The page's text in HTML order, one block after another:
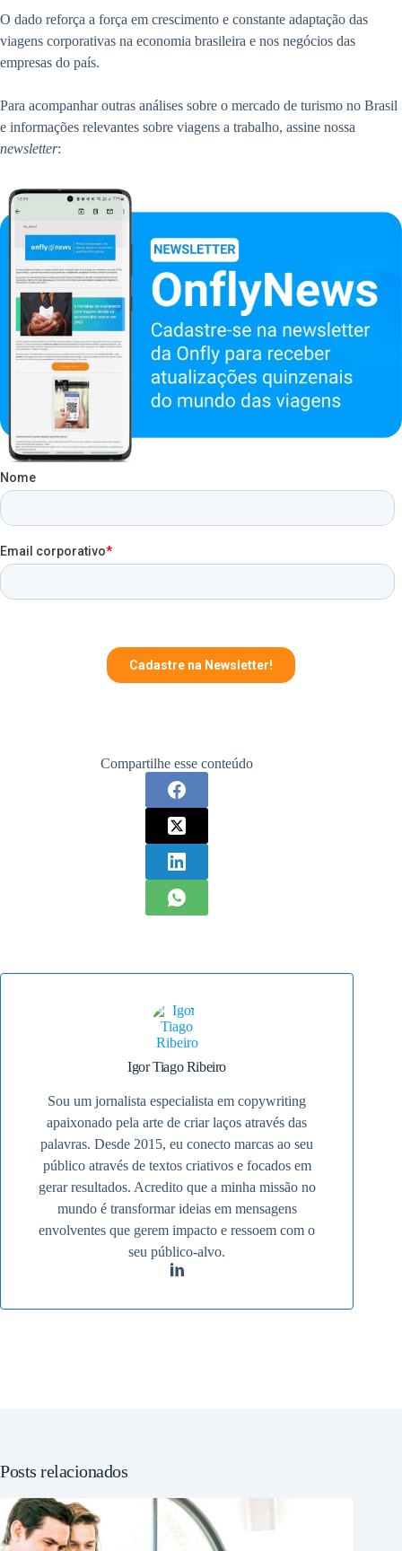
O dado reforça a força em crescimento e constante adaptação das
viagens corporativas na economia brasileira e nos negócios das
empresas do país.
Para acompanhar outras análises sobre o mercado de turismo no Brasil
e informações relevantes sobre viagens a trabalho, assine nossa
newsletter:
Compartilhe esse conteúdo
Igor Tiago Ribeiro
Sou um jornalista especialista em copywriting
apaixonado pela arte de criar laços através das
palavras. Desde 2015, eu conecto marcas ao seu
público através de textos criativos e focados em
gerar resultados. Acredito que a minha missão no
mundo é transformar ideias em mensagens
envolventes que gerem impacto e ressoem com o
seu público-alvo.
Posts relacionados